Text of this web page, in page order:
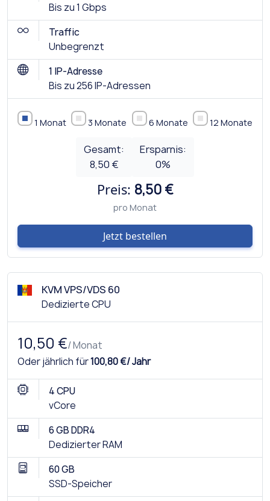
Bis zu 1 Gbps
Traffic
Unbegrenzt
1 IP-Adresse
Bis zu 256 IP-Adressen
1 Monat 3 Monate 6 Monate 12 Monate
Gesamt:
8,50 €
Ersparnis:
0%
Preis: 8,50 €
pro Monat
Jetzt bestellen
KVM VPS/VDS 60
Dedizierte CPU
10,50 €/ Monat
Oder jährlich für100,80 €/ Jahr
4 CPU
vCore
6 GB DDR4
Dedizierter RAM
60 GB
SSD-Speicher